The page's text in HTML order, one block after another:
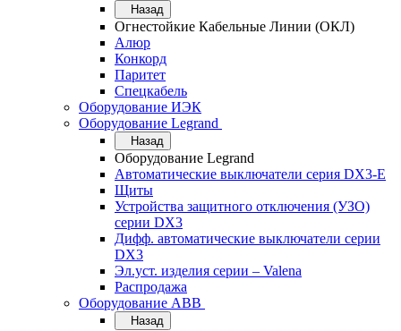
Назад
Огнестойкие Кабельные Линии (ОКЛ)
Алюр
Конкорд
Паритет
Спецкабель
Оборудование ИЭК
Оборудование Legrand
Назад
Оборудование Legrand
Автоматические выключатели серия DX3-E
Щиты
Устройства защитного отключения (УЗО)
серии DX3
Дифф. автоматические выключатели серии
DX3
Эл.уст. изделия серии – Valena
Распродажа
Оборудование АВВ
Назад